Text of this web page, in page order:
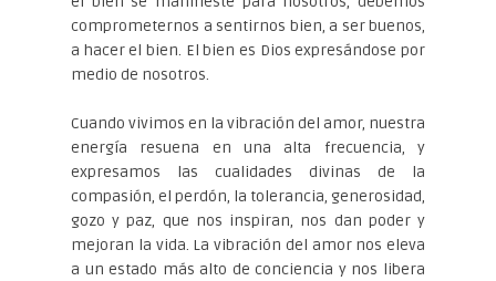
comprometernos a sentirnos bien, a ser buenos,
a hacer el bien. El bien es Dios expresándose por
medio de nosotros.
Cuando vivimos en la vibración del amor, nuestra
energía resuena en una alta frecuencia, y
expresamos las cualidades divinas de la
compasión, el perdón, la tolerancia, generosidad,
gozo y paz, que nos inspiran, nos dan poder y
mejoran la vida. La vibración del amor nos eleva
a un estado más alto de conciencia y nos libera